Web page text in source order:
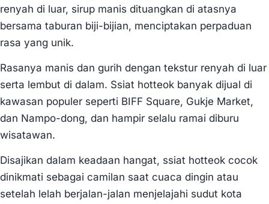
renyah di luar, sirup manis dituangkan di atasnya
bersama taburan biji-bijian, menciptakan perpaduan
rasa yang unik.
Rasanya manis dan gurih dengan tekstur renyah di luar
serta lembut di dalam. Ssiat hotteok banyak dijual di
kawasan populer seperti BIFF Square, Gukje Market,
dan Nampo-dong, dan hampir selalu ramai diburu
wisatawan.
Disajikan dalam keadaan hangat, ssiat hotteok cocok
dinikmati sebagai camilan saat cuaca dingin atau
setelah lelah berjalan-jalan menjelajahi sudut kota